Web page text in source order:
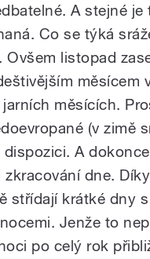
A stejné je
Co se týká
listopad
měsícem
měsících.
(v zimě
A
dne.
střídají krátké dny
Jenže to
po celý rok